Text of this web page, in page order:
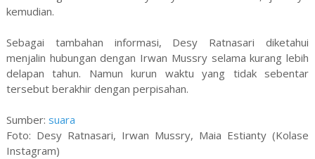
kemudian.
Sebagai tambahan informasi, Desy Ratnasari diketahui
menjalin hubungan dengan Irwan Mussry selama kurang lebih
delapan tahun. Namun kurun waktu yang tidak sebentar
tersebut berakhir dengan perpisahan.
Sumber: suara
Foto: Desy Ratnasari, Irwan Mussry, Maia Estianty (Kolase
Instagram)